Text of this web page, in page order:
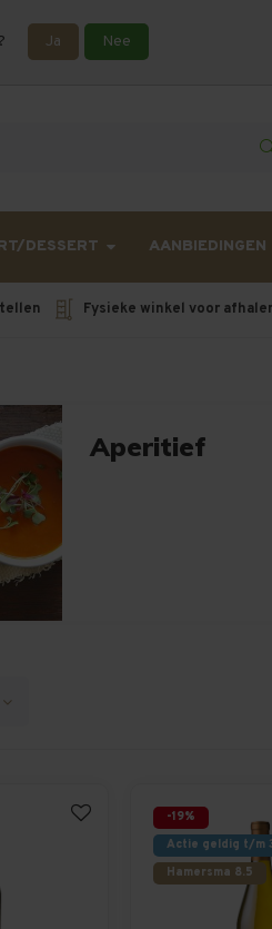
Ja Nee
langer onderweg zijn dan
DESSERT AANBIEDINGEN
Fysieke winkel voor
Aperitief
-19%
Actie geldig t/m
Hamersma 8.5